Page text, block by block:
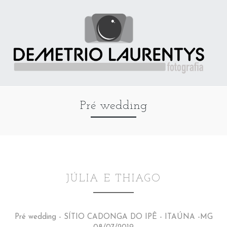
Pré wedding
JÚLIA E THIAGO
Pré wedding - SÍTIO CADONGA DO IPÊ - ITAÚNA -MG